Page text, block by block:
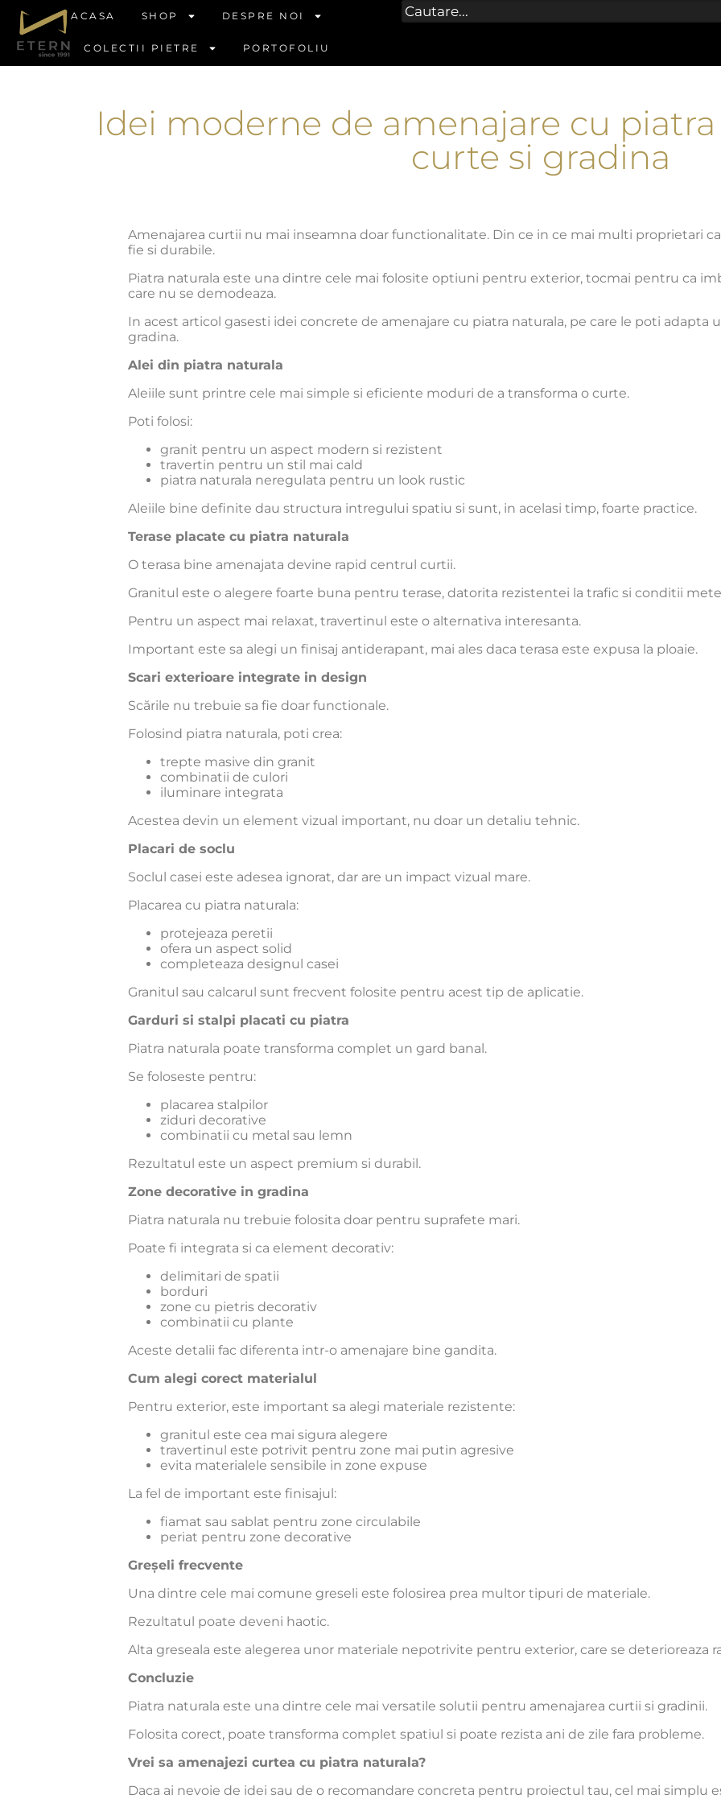
ACASA SHOP DESPRE NOI
COLECTII PIETRE PORTOFOLIU
Idei moderne de amenajare cu
curte si gradina
Amenajarea curtii nu mai inseamna doar functionalitate. Din ce in ce mai multi proprietari
fie si durabile.
Piatra naturala este una dintre cele mai folosite optiuni pentru exterior, tocmai pentru ca
care nu se demodeaza.
In acest articol gasesti idei concrete de amenajare cu piatra naturala, pe care le poti adapta
gradina.
Alei din piatra naturala
Aleiile sunt printre cele mai simple si eficiente moduri de a transforma o curte.
Poti folosi:
granit pentru un aspect modern si rezistent
travertin pentru un stil mai cald
piatra naturala neregulata pentru un look rustic
Aleiile bine definite dau structura intregului spatiu si sunt, in acelasi timp, foarte practice.
Terase placate cu piatra naturala
O terasa bine amenajata devine rapid centrul curtii.
Granitul este o alegere foarte buna pentru terase, datorita rezistentei la trafic si conditii
Pentru un aspect mai relaxat, travertinul este o alternativa interesanta.
Important este sa alegi un finisaj antiderapant, mai ales daca terasa este expusa la ploaie.
Scari exterioare integrate in design
Scările nu trebuie sa fie doar functionale.
Folosind piatra naturala, poti crea:
trepte masive din granit
combinatii de culori
iluminare integrata
Acestea devin un element vizual important, nu doar un detaliu tehnic.
Placari de soclu
Soclul casei este adesea ignorat, dar are un impact vizual mare.
Placarea cu piatra naturala:
protejeaza peretii
ofera un aspect solid
completeaza designul casei
Granitul sau calcarul sunt frecvent folosite pentru acest tip de aplicatie.
Garduri si stalpi placati cu piatra
Piatra naturala poate transforma complet un gard banal.
Se foloseste pentru:
placarea stalpilor
ziduri decorative
combinatii cu metal sau lemn
Rezultatul este un aspect premium si durabil.
Zone decorative in gradina
Piatra naturala nu trebuie folosita doar pentru suprafete mari.
Poate fi integrata si ca element decorativ:
delimitari de spatii
borduri
zone cu pietris decorativ
combinatii cu plante
Aceste detalii fac diferenta intr-o amenajare bine gandita.
Cum alegi corect materialul
Pentru exterior, este important sa alegi materiale rezistente:
granitul este cea mai sigura alegere
travertinul este potrivit pentru zone mai putin agresive
evita materialele sensibile in zone expuse
La fel de important este finisajul:
fiamat sau sablat pentru zone circulabile
periat pentru zone decorative
Greșeli frecvente
Una dintre cele mai comune greseli este folosirea prea multor tipuri de materiale.
Rezultatul poate deveni haotic.
Alta greseala este alegerea unor materiale nepotrivite pentru exterior, care se deterioreaza
Concluzie
Piatra naturala este una dintre cele mai versatile solutii pentru amenajarea curtii si gradinii.
Folosita corect, poate transforma complet spatiul si poate rezista ani de zile fara probleme.
Vrei sa amenajezi curtea cu piatra naturala?
Daca ai nevoie de idei sau de o recomandare concreta pentru proiectul tau, cel mai simplu